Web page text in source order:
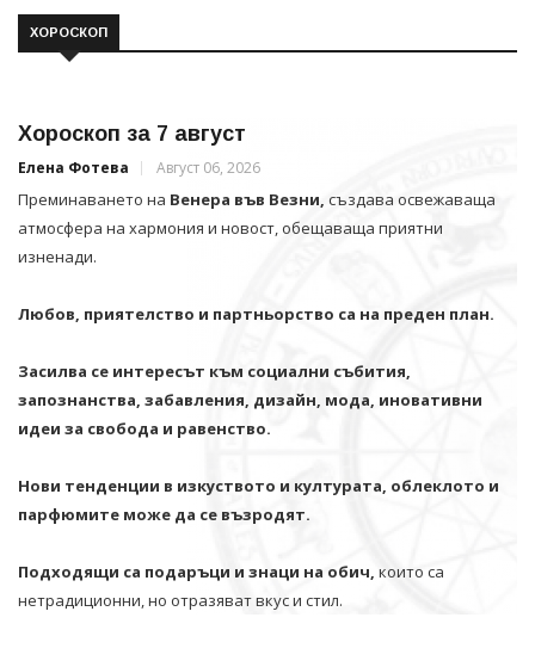
ХОРОСКОП
Хороскоп за 7 август
Елена Фотева Август 06, 2026
Преминаването на Венера във Везни, създава освежаваща
атмосфера на хармония и новост, обещаваща приятни
изненади.
Любов, приятелство и партньорство са на преден план.
Засилва се интересът към социални събития,
запознанства, забавления, дизайн, мода, иновативни
идеи за свобода и равенство.
Нови тенденции в изкуството и културата, облеклото и
парфюмите може да се възродят.
Подходящи са подаръци и знаци на обич, които са
нетрадиционни, но отразяват вкус и стил.